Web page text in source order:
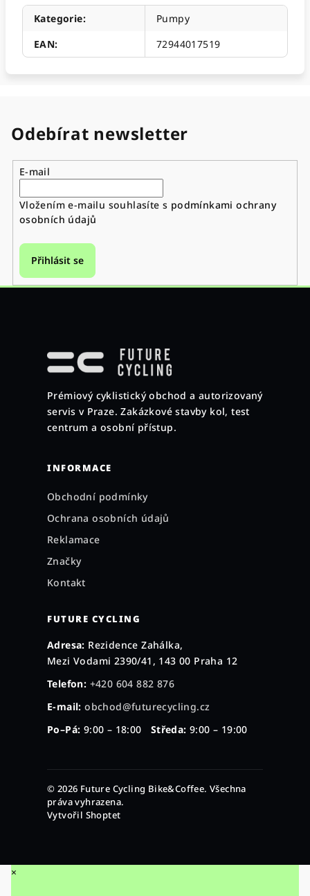
Kategorie:
Pumpy
EAN: 72944017519
Odebírat newsletter
E-mail
Vložením e-mailu souhlasíte s podmínkami ochrany
osobních údajů
Přihlásit se
Prémiový cyklistický obchod a autorizovaný
servis v Praze. Zakázkové stavby kol, test
centrum a osobní přístup.
INFORMACE
Obchodní podmínky
Ochrana osobních údajů
Reklamace
Značky
Kontakt
FUTURE CYCLING
Adresa: Rezidence Zahálka,
Mezi Vodami 2390/41, 143 00 Praha 12
Telefon: +420 604 882 876
E-mail: obchod@futurecycling.cz
Po–Pá: 9:00 – 18:00 Středa: 9:00 – 19:00
© 2026 Future Cycling Bike&Coffee. Všechna
práva vyhrazena.
Vytvořil Shoptet
×